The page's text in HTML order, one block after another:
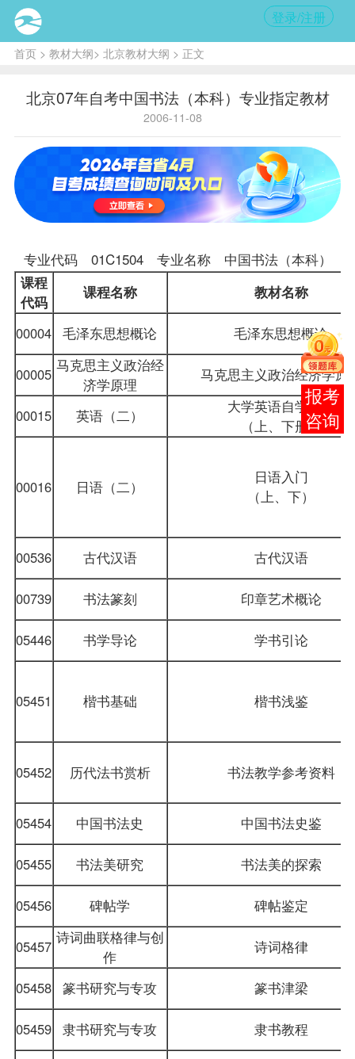
登录/注册
首页> 教材大纲> 北京教材大纲 > 正文
北京07年自考中国书法（本科）专业指定教材
2006-11-08
专业代码 01C1504 专业名称 中国书法（本科）
课程
代码
课程名称 教材名称
00004 毛泽东思想概论 毛泽东思想概论
00005 马克思主义政治经
济学原理
马克思主义政治经济学原
00015 英语（二）
大学英语自学教程
（上、下册）
00016 日语（二）
日语入门
（上、下）
00536 古代汉语 古代汉语
00739 书法篆刻 印章艺术概论
05446 书学导论 学书引论
05451 楷书基础 楷书浅鉴
05452 历代法书赏析 书法教学参考资料
05454 中国书法史 中国书法史鉴
05455 书法美研究 书法美的探索
05456 碑帖学 碑帖鉴定
05457 诗词曲联格律与创
作
诗词格律
05458 篆书研究与专攻 篆书津梁
05459 隶书研究与专攻 隶书教程
在线
客服